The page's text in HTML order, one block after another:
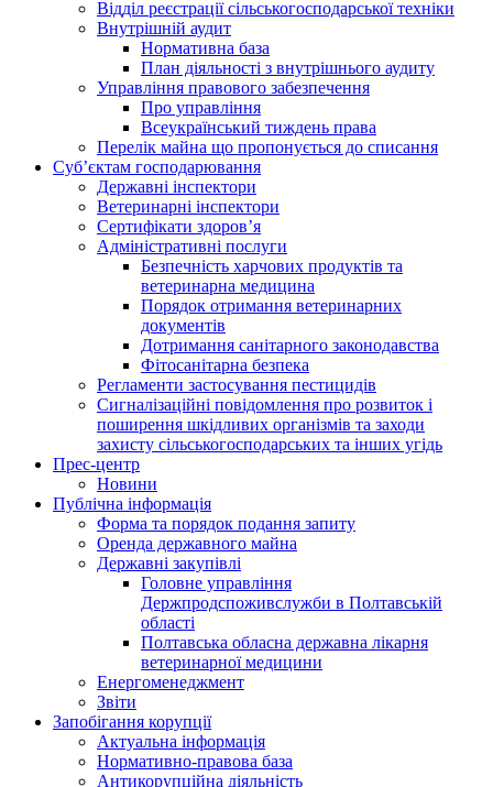
Відділ реєстрації сільськогосподарської техніки
Внутрішній аудит
Нормативна база
План діяльності з внутрішнього аудиту
Управління правового забезпечення
Про управління
Всеукраїнський тиждень права
Перелік майна що пропонується до списання
Суб’єктам господарювання
Державні інспектори
Ветеринарні інспектори
Сертифікати здоров’я
Адміністративні послуги
Безпечність харчових продуктів та
ветеринарна медицина
Порядок отримання ветеринарних
документів
Дотримання санітарного законодавства
Фітосанітарна безпека
Регламенти застосування пестицидів
Сигналізаційні повідомлення про розвиток і
поширення шкідливих організмів та заходи
захисту сільськогосподарських та інших угідь
Прес-центр
Новини
Публічна інформація
Форма та порядок подання запиту
Оренда державного майна
Державні закупівлі
Головне управління
Держпродспоживслужби в Полтавській
області
Полтавська обласна державна лікарня
ветеринарної медицини
Енергоменеджмент
Звіти
Запобігання корупції
Актуальна інформація
Нормативно-правова база
Антикорупційна діяльність